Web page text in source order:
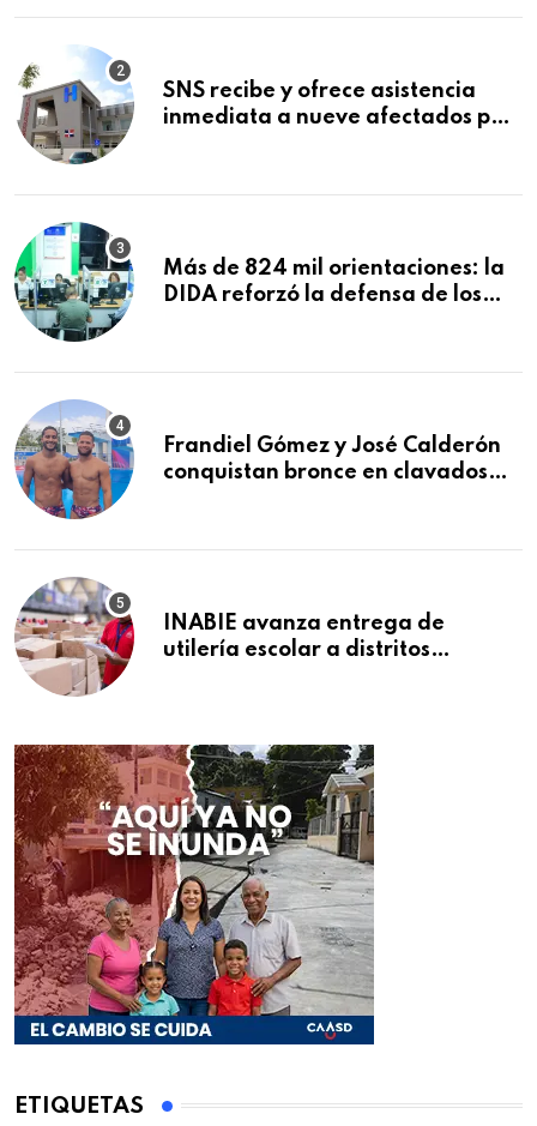
SNS recibe y ofrece asistencia
inmediata a nueve afectados por
Macorís
Más de 824 mil orientaciones: la
DIDA reforzó la defensa de los
Frandiel Gómez y José Calderón
conquistan bronce en clavados
INABIE avanza entrega de
utilería escolar a distritos
ETIQUETAS